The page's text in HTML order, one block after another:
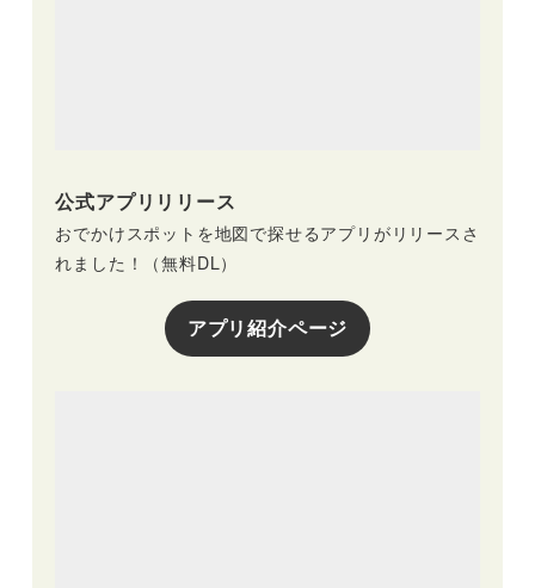
公式アプリリリース
おでかけスポットを地図で探せるアプリがリリースさ
れました！（無料DL）
アプリ紹介ページ